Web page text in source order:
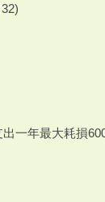
一年最大耗損600